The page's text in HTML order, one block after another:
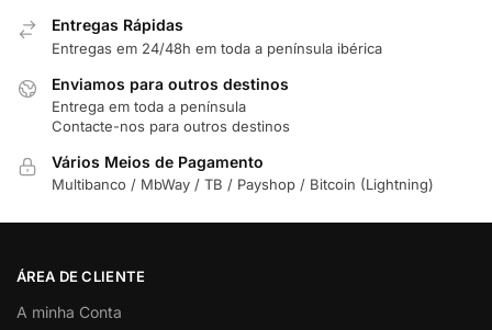
Entregas Rápidas
Entregas em 24/48h em toda a península ibérica
Enviamos para outros destinos
Entrega em toda a península
Contacte-nos para outros destinos
Vários Meios de Pagamento
Multibanco / MbWay / TB / Payshop / Bitcoin (Lightning)
ÁREA DE CLIENTE
A minha Conta